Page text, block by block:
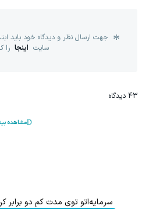
جهت ارسال نظر و دیدگاه خود باید
سایت اینجا را
43 دیدگاه
مشاهده
سرمایه‌اتو توی مدت کم دو برابر